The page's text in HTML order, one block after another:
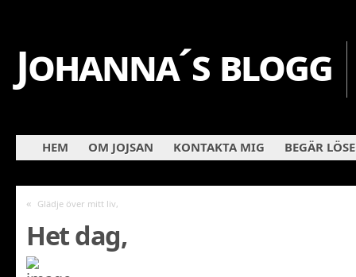
Johanna´s blogg
HEM OM JOJSAN KONTAKTA MIG BEGÄR
« Glädje över mitt liv,
Het dag,